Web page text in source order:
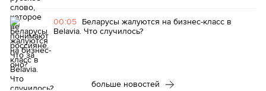
00:05 Беларусы жалуются на бизнес-класс в
Belavia. Что случилось?
больше новостей